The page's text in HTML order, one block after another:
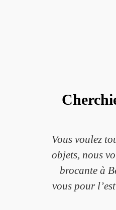
Vous voulez
objets, nous
brocante à
vous pour